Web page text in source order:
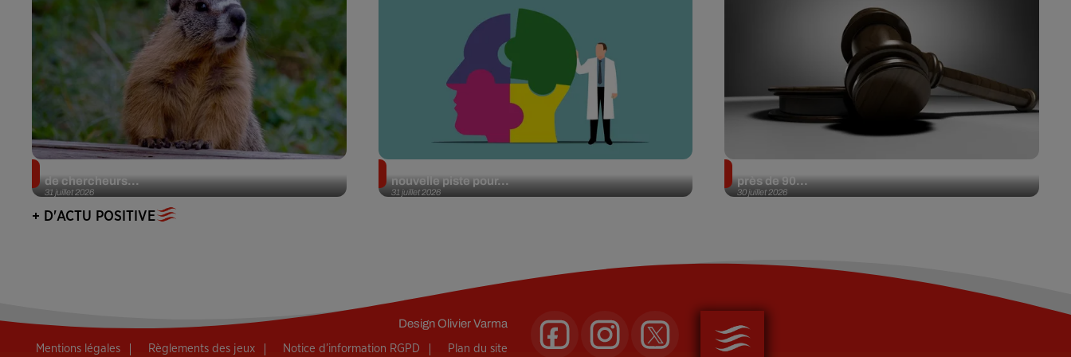
31 juillet 2026
de chercheurs...
31 juillet 2026
nouvelle piste pour...
30 juillet 2026
près de 90...
+ D'ACTU POSITIVE
DesignOlivier Varma
Mentions légales Règlements des jeux Notice d’information RGPD Plan du site